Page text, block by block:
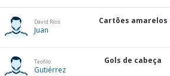
2 5
David Ríos
Juan
Cartões amarelos
Teofilo
Gutiérrez
Gols de cabeça